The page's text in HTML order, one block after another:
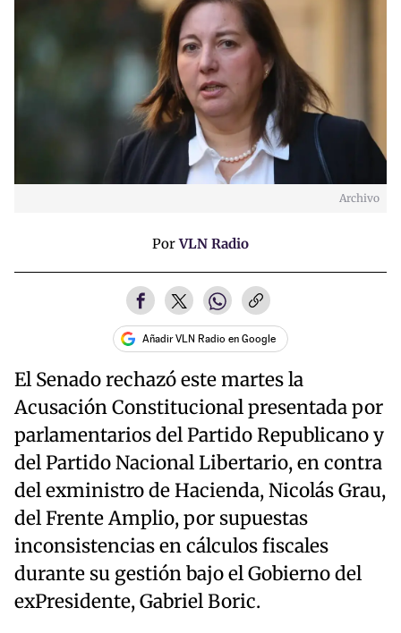
Archivo
PorVLN Radio
Añadir VLN Radio en Google
El Senado rechazó este martes la
Acusación Constitucional presentada por
parlamentarios del Partido Republicano y
del Partido Nacional Libertario, en contra
del exministro de Hacienda, Nicolás Grau,
del Frente Amplio, por supuestas
inconsistencias en cálculos fiscales
durante su gestión bajo el Gobierno del
exPresidente, Gabriel Boric.